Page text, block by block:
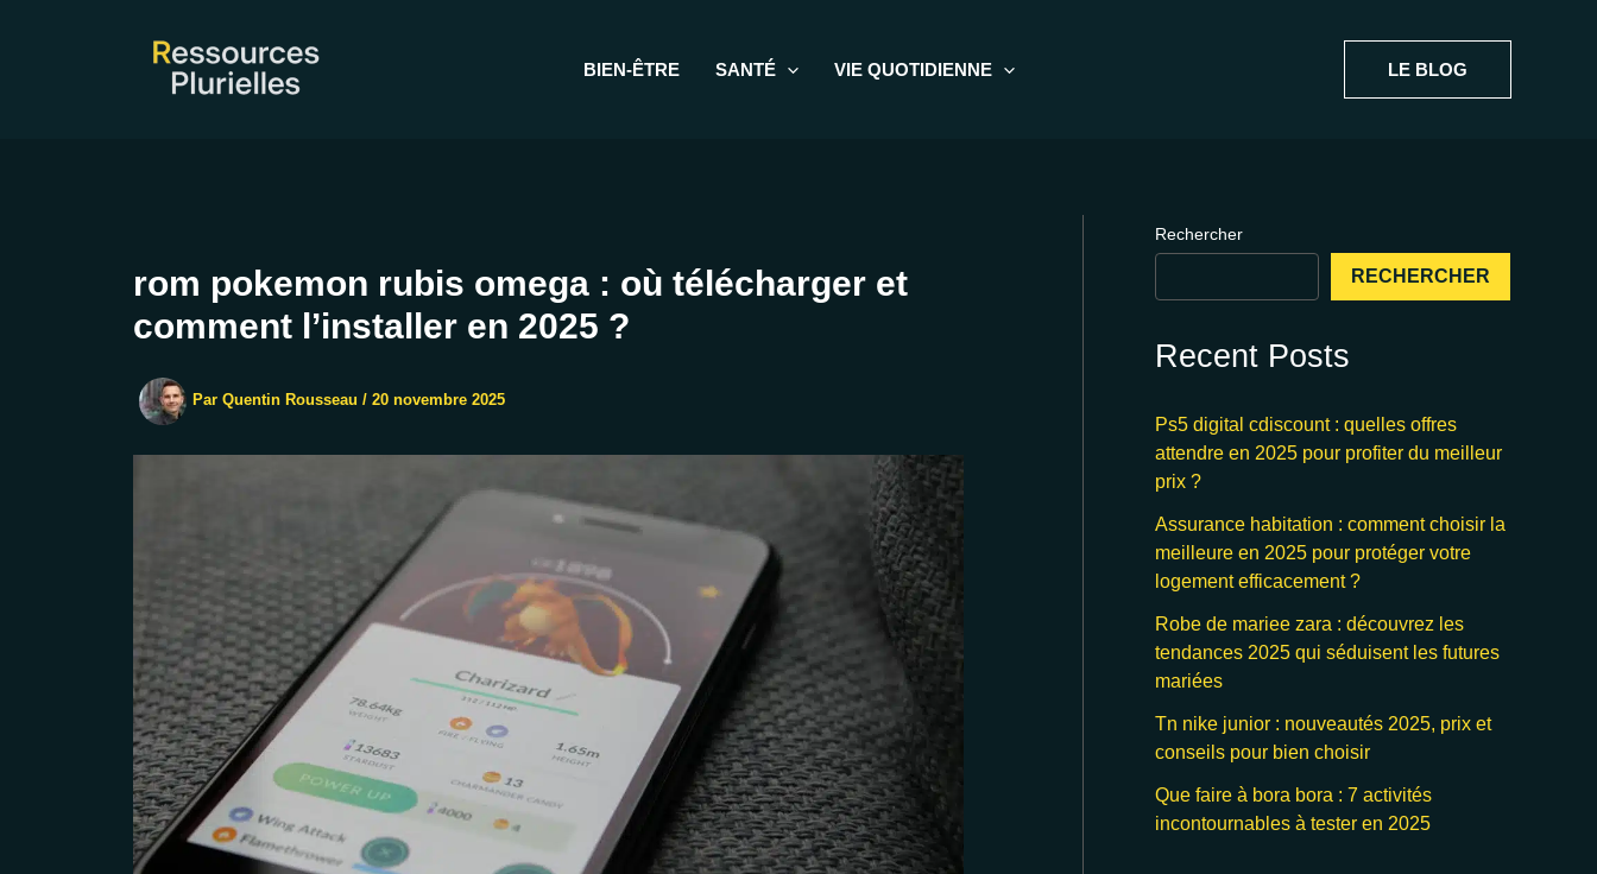
BIEN-ÊTRE SANTÉ VIE QUOTIDIENNE LE BLOG
rom pokemon rubis omega : où télécharger et
comment l’installer en 2025 ?
Par Quentin Rousseau / 20 novembre 2025
Rechercher
RECHERCHER
Recent Posts
Ps5 digital cdiscount : quelles offres
attendre en 2025 pour profiter du meilleur
prix ?
Assurance habitation : comment choisir la
meilleure en 2025 pour protéger votre
logement efficacement ?
Robe de mariee zara : découvrez les
tendances 2025 qui séduisent les futures
mariées
Tn nike junior : nouveautés 2025, prix et
conseils pour bien choisir
Que faire à bora bora : 7 activités
incontournables à tester en 2025